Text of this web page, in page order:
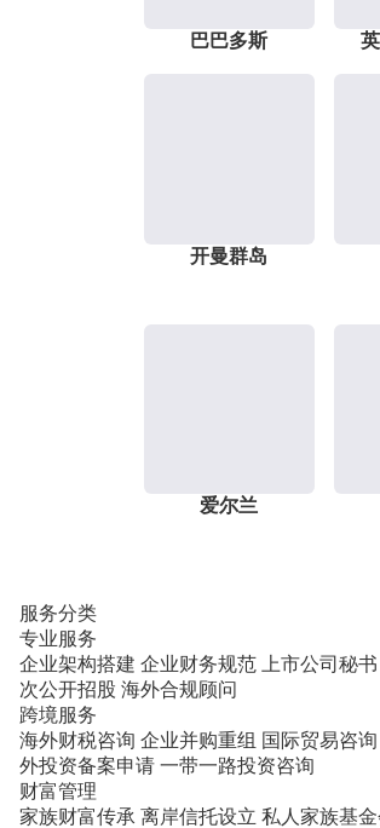
巴巴多斯
开曼群岛
爱尔兰
服务分类
专业服务
企业架构搭建 企业财务规范 上市公司秘书
次公开招股 海外合规顾问
跨境服务
海外财税咨询 企业并购重组 国际贸易咨询
外投资备案申请 一带一路投资咨询
财富管理
家族财富传承 离岸信托设立 私人家族基金